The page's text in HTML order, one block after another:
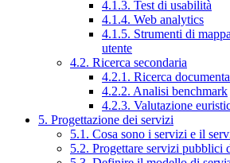
4.1.3. Test di usabilità
4.1.4. Web analytics
4.1.5. Strumenti di
utente
4.2. Ricerca secondaria
4.2.1. Ricerca
4.2.2. Analisi benchmark
4.2.3. Valutazione
5. Progettazione dei servizi
5.1. Cosa sono i servizi e il
5.2. Progettare servizi pubblici